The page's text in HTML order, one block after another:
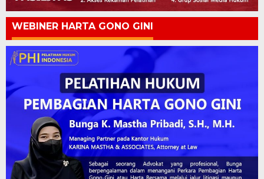
WEBINER HARTA GONO GINI